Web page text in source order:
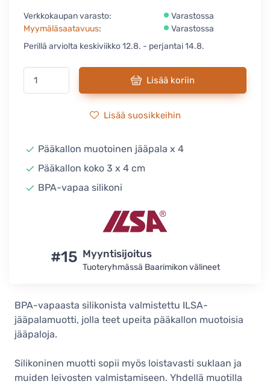
Verkkokaupan varasto:
Varastossa
Myymäläsaatavuus:
Varastossa
Perillä arviolta keskiviikko 12.8. - perjantai 14.8.
Lisää koriin
Lisää suosikkeihin
Pääkallon muotoinen jääpala x 4
Pääkallon koko 3 x 4 cm
BPA-vapaa silikoni
#15 Myyntisijoitus
Tuoteryhmässä Baarimikon välineet
BPA-vapaasta silikonista valmistettu ILSA-
jääpalamuotti, jolla teet upeita pääkallon muotoisia
jääpaloja.
Silikoninen muotti sopii myös loistavasti suklaan ja
muiden leivosten valmistamiseen. Yhdellä muotilla